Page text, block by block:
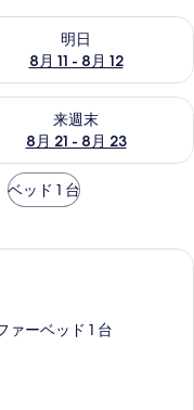
ク
明日
8月 11 - 8月 12
月 11 - 8月 12 の空室状
ック
来週末
8月 21 - 8月 23
8月 21 - 8月 23 の空室
ベッド 1 台
ィボックス (室内)、遮光カ
ァーベッド 1 台